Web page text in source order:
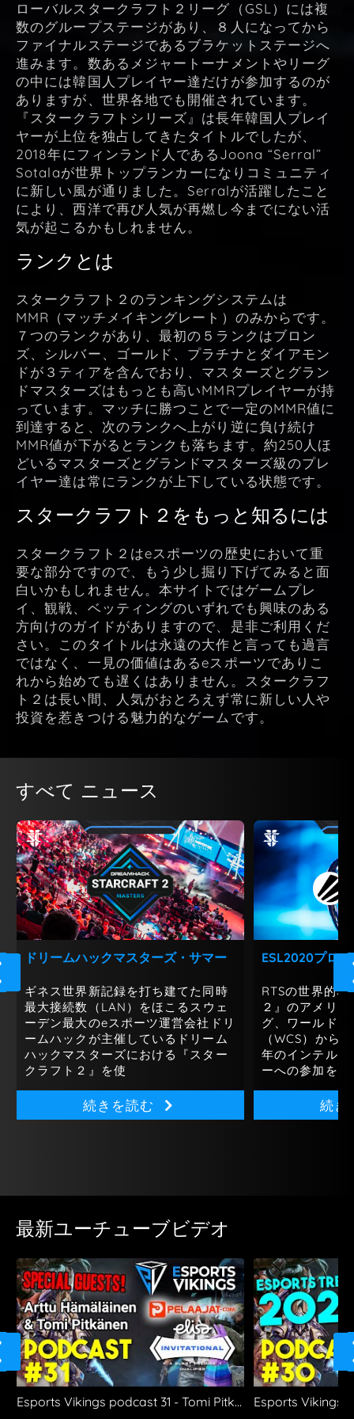
ローバルスタークラフト２リーグ（GSL）には複
数のグループステージがあり、８人になってから
ファイナルステージであるブラケットステージへ
進みます。数あるメジャートーナメントやリーグ
の中には韓国人プレイヤー達だけが参加するのが
ありますが、世界各地でも開催されています。
『スタークラフトシリーズ』は長年韓国人プレイ
ヤーが上位を独占してきたタイトルでしたが、
2018年にフィンランド人であるJoona “Serral”
Sotalaが世界トップランカーになりコミュニティ
に新しい風が通りました。Serralが活躍したこと
により、西洋で再び人気が再燃し今までにない活
気が起こるかもしれません。
ランクとは
スタークラフト２のランキングシステムは
MMR（マッチメイキングレート）のみからです。
７つのランクがあり、最初の５ランクはブロン
ズ、シルバー、ゴールド、プラチナとダイアモン
ドが３ティアを含んでおり、マスターズとグラン
ドマスターズはもっとも高いMMRプレイヤーが持
っています。マッチに勝つことで一定のMMR値に
到達すると、次のランクへ上がり逆に負け続け
MMR値が下がるとランクも落ちます。約250人ほ
どいるマスターズとグランドマスターズ級のプレ
イヤー達は常にランクが上下している状態です。
スタークラフト２をもっと知るには
スタークラフト２はeスポーツの歴史において重
要な部分ですので、もう少し掘り下げてみると面
白いかもしれません。本サイトではゲームプレ
イ、観戦、ベッティングのいずれでも興味のある
方向けのガイドがありますので、是非ご利用くだ
さい。このタイトルは永遠の大作と言っても過言
ではなく、一見の価値はあるeスポーツでありこ
れから始めても遅くはありません。スタークラフ
ト２は長い間、人気がおとろえず常に新しい人や
投資を惹きつける魅力的なゲームです。
すべて ニュース
ドリームハックマスターズ・サマー
ギネス世界新記録を打ち建てた同時
最大接続数（LAN）をほこるスウェ
ーデン最大のeスポーツ運営会社ドリ
ームハックが主催しているドリーム
ハックマスターズにおける『スター
クラフト２』を使
続きを読む
ESL2020プロ
RTSの世界的
２』のアメリ
グ、ワールド
（WCS）から
年のインテル
ーへの参加をか
続き
最新ユーチューブビデオ
Esports Vikings podcast 31 - Tomi Pitkänen and Arttu Hämäläinen joins us!